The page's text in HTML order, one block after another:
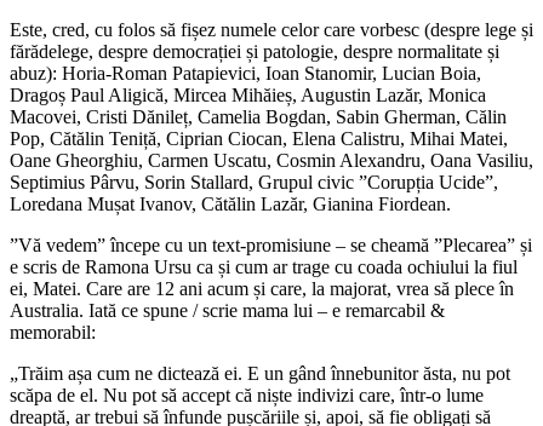
Este, cred, cu folos să fișez numele celor care vorbesc (despre lege și
fărădelege, despre democrației și patologie, despre normalitate și
abuz): Horia-Roman Patapievici, Ioan Stanomir, Lucian Boia,
Dragoș Paul Aligică, Mircea Mihăieș, Augustin Lazăr, Monica
Macovei, Cristi Dănileț, Camelia Bogdan, Sabin Gherman, Călin
Pop, Cătălin Teniță, Ciprian Ciocan, Elena Calistru, Mihai Matei,
Oane Gheorghiu, Carmen Uscatu, Cosmin Alexandru, Oana Vasiliu,
Septimius Pârvu, Sorin Stallard, Grupul civic ”Corupția Ucide”,
Loredana Mușat Ivanov, Cătălin Lazăr, Gianina Fiordean.
”Vă vedem” începe cu un text-promisiune – se cheamă ”Plecarea” și
e scris de Ramona Ursu ca și cum ar trage cu coada ochiului la fiul
ei, Matei. Care are 12 ani acum și care, la majorat, vrea să plece în
Australia. Iată ce spune / scrie mama lui – e remarcabil &
memorabil:
„Trăim așa cum ne dictează ei. E un gând înnebunitor ăsta, nu pot
scăpa de el. Nu pot să accept că niște indivizi care, într-o lume
dreaptă, ar trebui să înfunde pușcăriile și, apoi, să fie obligați să